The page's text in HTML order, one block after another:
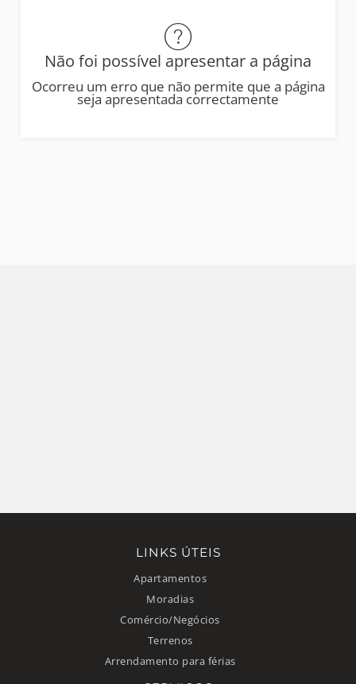
Não foi possível apresentar a página
Ocorreu um erro que não permite que a página
seja apresentada correctamente
LINKS ÚTEIS
Apartamentos
Moradias
Comércio/Negócios
Terrenos
Arrendamento para férias